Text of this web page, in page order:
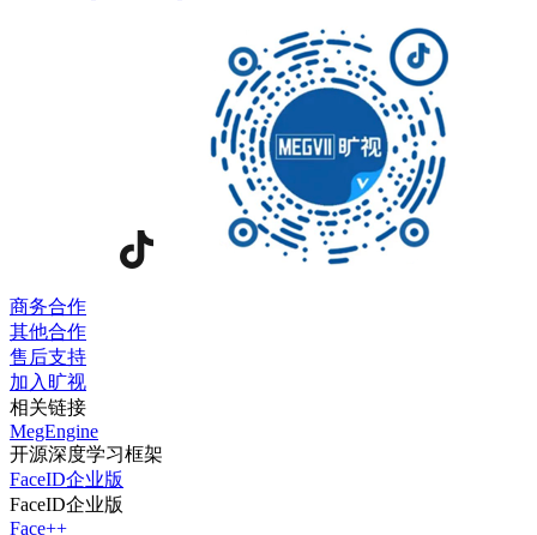
商务合作
其他合作
售后支持
加入旷视
相关链接
MegEngine
开源深度学习框架
FaceID企业版
FaceID企业版
Face++